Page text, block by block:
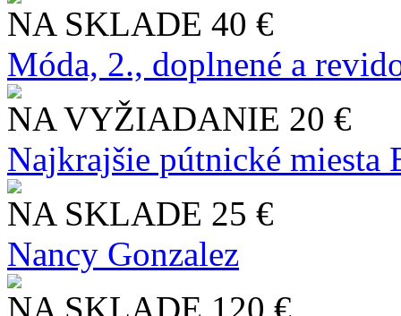
NA SKLADE 40 €
Móda, 2., doplnené a
NA VYŽIADANIE 20 €
Najkrajšie pútnické miesta
NA SKLADE 25 €
Nancy Gonzalez
NA SKLADE 120 €